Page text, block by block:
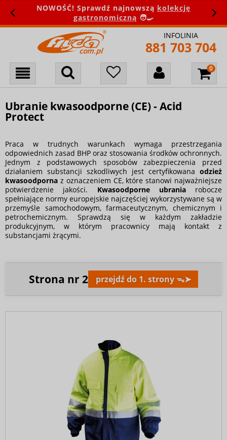
NOWOŚĆ! Sprawdź najnowszą kolekcję
gastronomiczną 🧑‍🍳
INFOLINIA
881 703 704
Ubranie kwasoodporne (CE) - Acid
Protect
Praca w trudnych warunkach wymaga przestrzegania
odpowiednich zasad BHP oraz stosowania środków ochronnych.
Jednym z podstawowych sposobów zabezpieczenia przed
działaniem substancji szkodliwych jest certyfikowana odzież
kwasoodporna z oznaczeniem CE, które stanowi najważniejsze
potwierdzenie jakości. Kwasoodporne ubrania robocze
spełniające normy europejskie najczęściej wykorzystywane są w
przemyśle samochodowym, farmaceutycznym, chemicznym i
petrochemicznym. Sprawdzą się w każdym zakładzie
produkcyjnym, w którym pracownicy mają kontakt z
substancjami żrącymi.
Strona nr 2 przejdź do 1. strony ᯓ➤